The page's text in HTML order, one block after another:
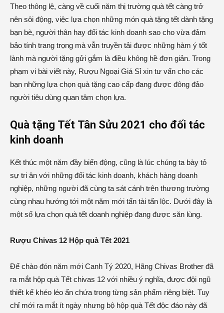
Theo thông lệ, càng về cuối năm thị trường quà tết càng trở
nên sôi động, việc lựa chọn những món quà tặng tết dành tặng
bạn bè, người thân hay đối tác kinh doanh sao cho vừa đảm
bảo tính trang trọng mà vẫn truyền tải được những hàm ý tốt
lành mà người tặng gửi gắm là điều không hề đơn giản. Trong
phạm vi bài viết này, Rượu Ngoại Giá Sỉ xin tư vấn cho các
bạn những lựa chọn quà tặng cao cấp đang được đông đảo
người tiêu dùng quan tâm chọn lựa.
Quà tặng Tết Tân Sửu 2021 cho đối tác
kinh doanh
Kết thúc một năm đầy biến động, cũng là lúc chúng ta bày tỏ
sự tri ân với những đối tác kinh doanh, khách hàng doanh
nghiệp, những người đã cùng ta sát cánh trên thương trường
cùng nhau hướng tới một năm mới tấn tài tấn lộc. Dưới đây là
một số lựa chọn quà tết doanh nghiệp đang được săn lùng.
Rượu Chivas 12 Hộp quà Tết 2021
Để chào đón năm mới Canh Tý 2020, Hãng Chivas Brother đã
ra mắt hộp quà Tết chivas 12 với nhiều ý nghĩa, được đội ngũ
thiết kế khéo léo ẩn chứa trong từng sản phẩm riêng biệt. Tuy
chỉ mới ra mắt ít ngày nhưng bộ hộp quà Tết độc đáo này đã